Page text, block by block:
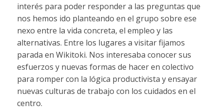
interés para poder responder a las preguntas que
nos hemos ido planteando en el grupo sobre ese
nexo entre la vida concreta, el empleo y las
alternativas. Entre los lugares a visitar fijamos
parada en Wikitoki. Nos interesaba conocer sus
esfuerzos y nuevas formas de hacer en colectivo
para romper con la lógica productivista y ensayar
nuevas culturas de trabajo con los cuidados en el
centro.